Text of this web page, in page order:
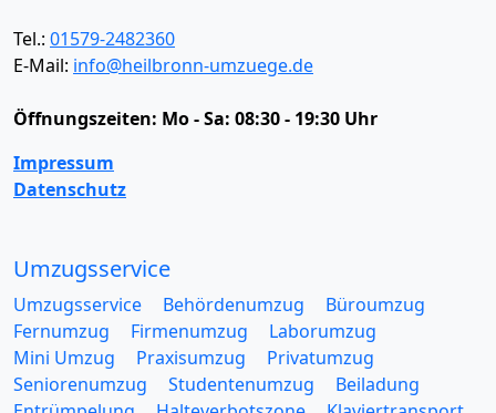
Tel.: 01579-2482360
E-Mail: info@heilbronn-umzuege.de
Öffnungszeiten: Mo - Sa: 08:30 - 19:30 Uhr
Impressum
Datenschutz
Umzugsservice
Umzugsservice Behördenumzug
Büroumzug
Fernumzug
Firmenumzug
Laborumzug
Mini Umzug
Praxisumzug
Privatumzug
Seniorenumzug
Studentenumzug
Beiladung